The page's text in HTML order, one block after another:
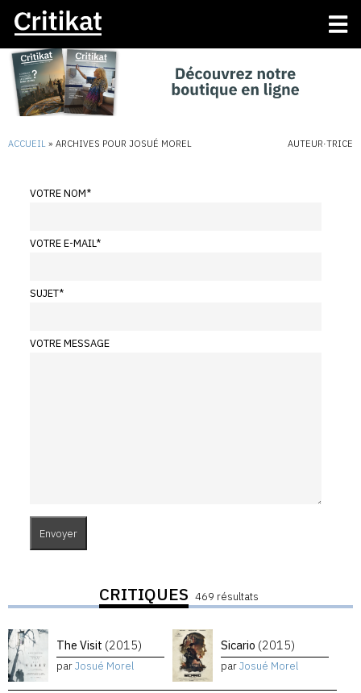
ACCUEIL » ARCHIVES POUR JOSUÉ MOREL AUTEUR·TRICE
VOTRE NOM*
VOTRE E-MAIL*
SUJET*
VOTRE MESSAGE
CRITIQUES 469 résultats
The Visit (2015)
parJosué Morel
Sicario (2015)
parJosué Morel